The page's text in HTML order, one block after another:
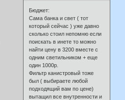
Бюджет:
Сама банка и свет ( тот
который сейчас ) уже давно
сколько стоил непомню если
поискать в инете то можно
найти цену в 3200 вместе с
одним светильником + еще
один 1000р.
Фильтр канистровый тоже
был ( выбираете любой
подходящий вам по цене)
вытащил все внутренности и